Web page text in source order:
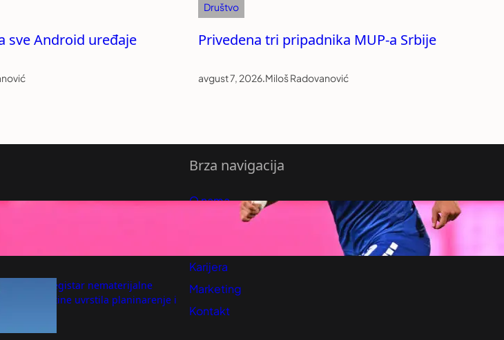
sve Android uređaje
Društvo
Privedena tri pripadnika MUP-a Srbije
avgust 7, 2026.Miloš Radovanović
u registar nematerijalne
baštine uvrstila planinarenje i
Brza navigacija
O nama
Predloži Vest
Karijera
Marketing
Kontakt